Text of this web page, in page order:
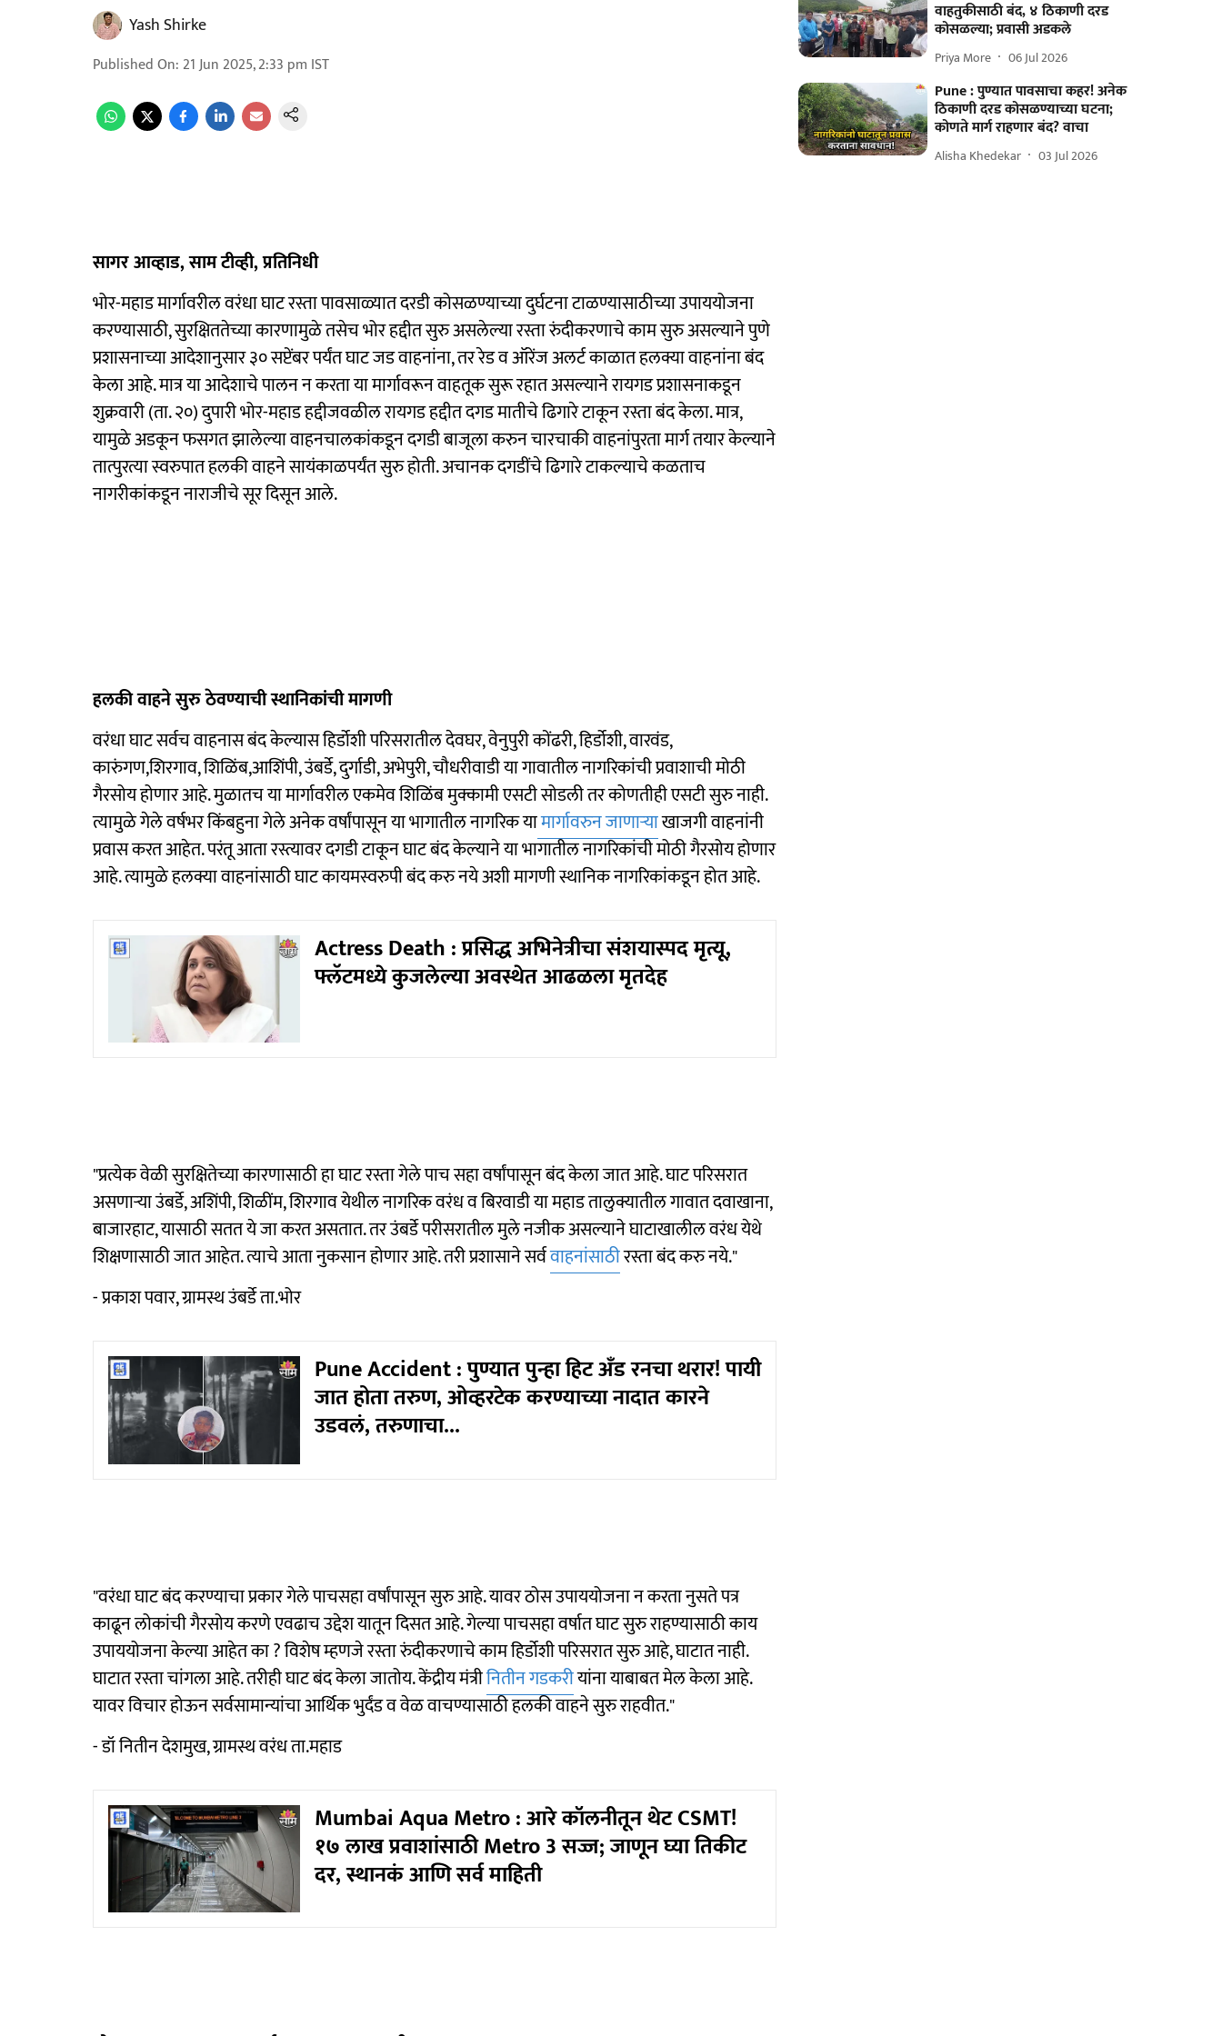
Yash Shirke
Published On: 21 Jun 2025, 2:33 pm IST
सागर आव्हाड, साम टीव्ही, प्रतिनिधी
भोर-महाड मार्गावरील वरंधा घाट रस्ता पावसाळ्यात दरडी कोसळण्याच्या दुर्घटना टाळण्यासाठीच्या उपाययोजना
करण्यासाठी, सुरक्षिततेच्या कारणामुळे तसेच भोर हद्दीत सुरु असलेल्या रस्ता रुंदीकरणाचे काम सुरु असल्याने पुणे
प्रशासनाच्या आदेशानुसार ३० सप्टेंबर पर्यंत घाट जड वाहनांना, तर रेड व ऑरेंज अलर्ट काळात हलक्या वाहनांना बंद
केला आहे. मात्र या आदेशाचे पालन न करता या मार्गावरून वाहतूक सुरू रहात असल्याने रायगड प्रशासनाकडून
शुक्रवारी (ता. २०) दुपारी भोर-महाड हद्दीजवळील रायगड हद्दीत दगड मातीचे ढिगारे टाकून रस्ता बंद केला. मात्र,
यामुळे अडकून फसगत झालेल्या वाहनचालकांकडून दगडी बाजूला करुन चारचाकी वाहनांपुरता मार्ग तयार केल्याने
तात्पुरत्या स्वरुपात हलकी वाहने सायंकाळपर्यंत सुरु होती. अचानक दगडींचे ढिगारे टाकल्याचे कळताच
नागरीकांकडून नाराजीचे सूर दिसून आले.
हलकी वाहने सुरु ठेवण्याची स्थानिकांची मागणी
वरंधा घाट सर्वच वाहनास बंद केल्यास हिर्डोशी परिसरातील देवघर, वेनुपुरी कोंढरी, हिर्डोशी, वारवंड,
कारुंगण,शिरगाव, शिळिंब,आशिंपी, उंबर्डे, दुर्गाडी, अभेपुरी, चौधरीवाडी या गावातील नागरिकांची प्रवाशाची मोठी
गैरसोय होणार आहे. मुळातच या मार्गावरील एकमेव शिळिंब मुक्कामी एसटी सोडली तर कोणतीही एसटी सुरु नाही.
त्यामुळे गेले वर्षभर किंबहुना गेले अनेक वर्षांपासून या भागातील नागरिक यामार्गावरुन जाणाऱ्याखाजगी वाहनांनी
प्रवास करत आहेत. परंतू आता रस्त्यावर दगडी टाकून घाट बंद केल्याने या भागातील नागरिकांची मोठी गैरसोय होणार
आहे. त्यामुळे हलक्या वाहनांसाठी घाट कायमस्वरुपी बंद करु नये अशी मागणी स्थानिक नागरिकांकडून होत आहे.
Actress Death : प्रसिद्ध अभिनेत्रीचा संशयास्पद मृत्यू,
फ्लॅटमध्ये कुजलेल्या अवस्थेत आढळला मृतदेह
"प्रत्येक वेळी सुरक्षितेच्या कारणासाठी हा घाट रस्ता गेले पाच सहा वर्षांपासून बंद केला जात आहे. घाट परिसरात
असणाऱ्या उंबर्डे, अशिंपी, शिळींम, शिरगाव येथील नागरिक वरंध व बिरवाडी या महाड तालुक्यातील गावात दवाखाना,
बाजारहाट, यासाठी सतत ये जा करत असतात. तर उंबर्डे परीसरातील मुले नजीक असल्याने घाटाखालील वरंध येथे
शिक्षणासाठी जात आहेत. त्याचे आता नुकसान होणार आहे. तरी प्रशासाने सर्ववाहनांसाठीरस्ता बंद करु नये."
- प्रकाश पवार, ग्रामस्थ उंबर्डे ता.भोर
Pune Accident : पुण्यात पुन्हा हिट अँड रनचा थरार! पायी
जात होता तरुण, ओव्हरटेक करण्याच्या नादात कारने
उडवलं, तरुणाचा...
"वरंधा घाट बंद करण्याचा प्रकार गेले पाचसहा वर्षांपासून सुरु आहे. यावर ठोस उपाययोजना न करता नुसते पत्र
काढून लोकांची गैरसोय करणे एवढाच उद्देश यातून दिसत आहे. गेल्या पाचसहा वर्षात घाट सुरु राहण्यासाठी काय
उपाययोजना केल्या आहेत का ? विशेष म्हणजे रस्ता रुंदीकरणाचे काम हिर्डोशी परिसरात सुरु आहे, घाटात नाही.
घाटात रस्ता चांगला आहे. तरीही घाट बंद केला जातोय. केंद्रीय मंत्रीनितीन गडकरीयांना याबाबत मेल केला आहे.
यावर विचार होऊन सर्वसामान्यांचा आर्थिक भुर्दंड व वेळ वाचण्यासाठी हलकी वाहने सुरु राहवीत."
- डॉ नितीन देशमुख, ग्रामस्थ वरंध ता.महाड
Mumbai Aqua Metro : आरे कॉलनीतून थेट CSMT!
१७ लाख प्रवाशांसाठी Metro 3 सज्ज; जाणून घ्या तिकीट
दर, स्थानकं आणि सर्व माहिती
वाहतुकीसाठी बंद, ४ ठिकाणी दरड
कोसळल्या; प्रवासी अडकले
Priya More 06 Jul 2026
Pune : पुण्यात पावसाचा कहर! अनेक
ठिकाणी दरड कोसळण्याच्या घटना;
कोणते मार्ग राहणार बंद? वाचा
Alisha Khedekar 03 Jul 2026